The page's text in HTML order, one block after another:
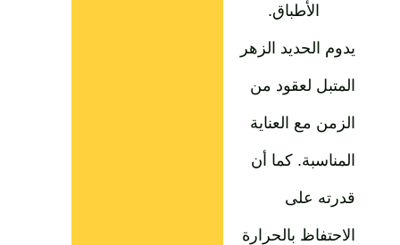
الأطباق.
يدوم الحديد الزهر
المتبل لعقود من
الزمن مع العناية
المناسبة. كما أن
قدرته على
الاحتفاظ بالحرارة